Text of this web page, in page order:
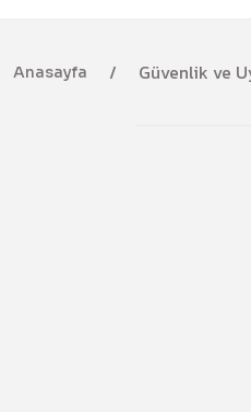
Anasayfa Güvenlik ve